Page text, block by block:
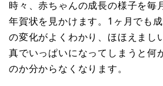
時々、赤ちゃんの成長の様子を毎
年賀状を見かけます。1ヶ月でも
の変化がよくわかり、ほほえまし
真でいっぱいになってしまうと何
のか分からなくなります。